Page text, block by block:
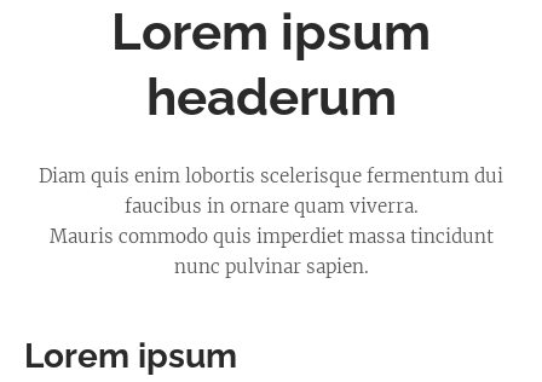
Lorem ipsum
headerum
Diam quis enim lobortis scelerisque fermentum dui
faucibus in ornare quam viverra.
Mauris commodo quis imperdiet massa tincidunt
nunc pulvinar sapien.
Lorem ipsum